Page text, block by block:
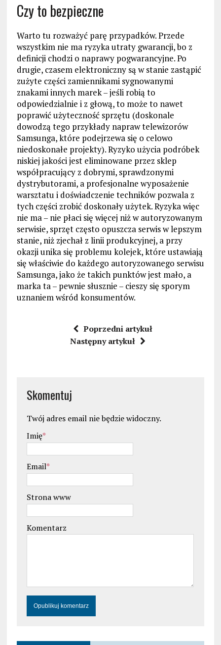
Czy to bezpieczne
Warto tu rozważyć parę przypadków. Przede
wszystkim nie ma ryzyka utraty gwarancji, bo z
definicji chodzi o naprawy pogwarancyjne. Po
drugie, czasem elektroniczny są w stanie zastąpić
zużyte części zamiennikami sygnowanymi
znakami innych marek – jeśli robią to
odpowiedzialnie i z głową, to może to nawet
poprawić użyteczność sprzętu (doskonale
dowodzą tego przykłady napraw telewizorów
Samsunga, które podejrzewa się o celowo
niedoskonałe projekty). Ryzyko użycia podróbek
niskiej jakości jest eliminowane przez sklep
współpracujący z dobrymi, sprawdzonymi
dystrybutorami, a profesjonalne wyposażenie
warsztatu i doświadczenie techników pozwala z
tych części zrobić doskonały użytek. Ryzyka więc
nie ma – nie płaci się więcej niż w autoryzowanym
serwisie, sprzęt często opuszcza serwis w lepszym
stanie, niż zjechał z linii produkcyjnej, a przy
okazji unika się problemu kolejek, które ustawiają
się właściwie do każdego autoryzowanego serwisu
Samsunga, jako że takich punktów jest mało, a
marka ta – pewnie słusznie – cieszy się sporym
uznaniem wśród konsumentów.
Poprzedni artykuł
Następny artykuł
Skomentuj
Twój adres email nie będzie widoczny.
Imię*
Email*
Strona www
Komentarz